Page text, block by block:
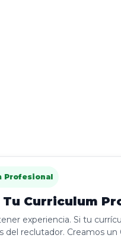
Profesional
Tu Curriculum
experiencia. Si tu
del reclutador. Creamos